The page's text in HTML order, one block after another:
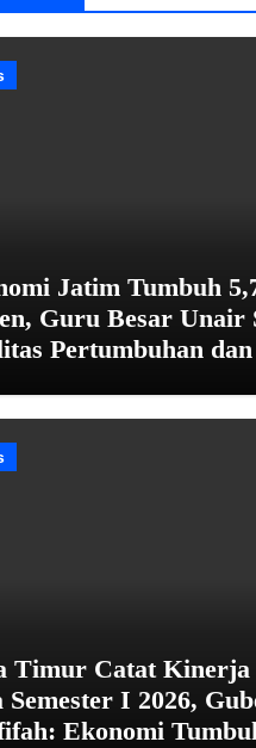
Jatim Tumbuh
Guru Besar Unair
Pertumbuhan
Timur Catat Kinerja
Semester I 2026,
Ekonomi